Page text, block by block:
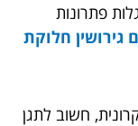
פתרונות
גירושין חלוקת
חשוב לתגן